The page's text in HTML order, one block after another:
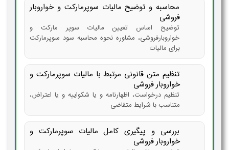
محاسبه و توضیح مالیات سوپرمارکت و خواروبار
فروشی
توضیح اساس تعیین مالیات سوپر مارکت و
خواروبارفروشی، مشاوره نحوه محاسبه سود سوپرمارکت
برای مالیات
تنظیم متن قانونی مرتبط با مالیات سوپرمارکت و
خواروبار فروشی
تنظیم درخواست، اظهارنامه و یا شکواییه و یا اعتراض،
متناسب با شرایط متقاضی
بررسی و پیگیری کامل مالیات سوپرمارکت و
خواروبار فروشی